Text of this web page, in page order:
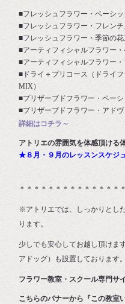
■フレッシュフラワー・ベーシ
■フレッシュフラワー・フレン
■フレッシュフラワー・季節の
■アーティフィシャルフラワー
■アーティフィシャルフラワー
■ドライ＋プリコース（ドライ
MIX）
■プリザーブドフラワー・ベー
■プリザーブドフラワー・アド
詳細はコチラ～
アトリエの雰囲気を体感頂ける
★８月・９月のレッスンスケジ
＊＊＊＊＊＊＊＊＊＊＊＊＊＊
※アトリエでは、しっかりとし
ります。
少しでも安心してお越し頂けま
アドッグ）も設置しております。
フラワー教室・スクール専門サ
こちらのバナーから『この教室